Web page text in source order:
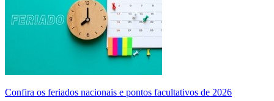
Confira os feriados nacionais e pontos facultativos de 2026